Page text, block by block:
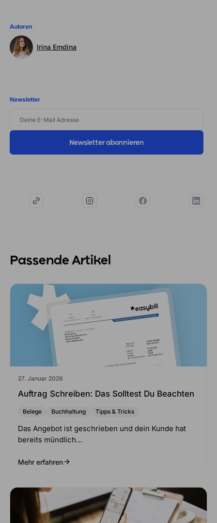
Autoren
Irina Emdina
Newsletter
ADRESSE
Passende Artikel
27. Januar 2026
Auftrag Schreiben: Das Solltest Du Beachten
Belege Buchhaltung Tipps & Tricks
Das Angebot ist geschrieben und dein Kunde hat
bereits mündlich…
Mehr erfahren